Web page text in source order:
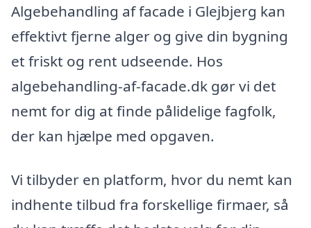
Algebehandling af facade i Glejbjerg kan
effektivt fjerne alger og give din bygning
et friskt og rent udseende. Hos
algebehandling-af-facade.dk gør vi det
nemt for dig at finde pålidelige fagfolk,
der kan hjælpe med opgaven.
Vi tilbyder en platform, hvor du nemt kan
indhente tilbud fra forskellige firmaer, så